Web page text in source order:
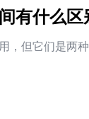
有什么区
，但它们是两